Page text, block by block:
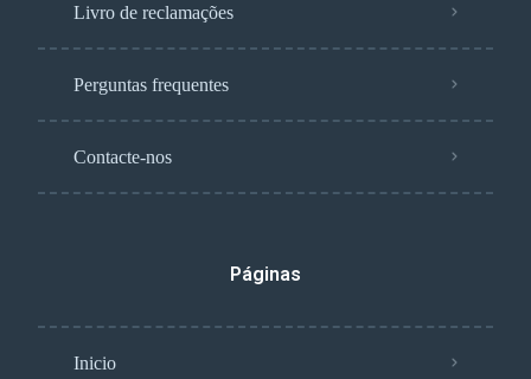
Livro de reclamações
Perguntas frequentes
Contacte-nos
Páginas
Inicio